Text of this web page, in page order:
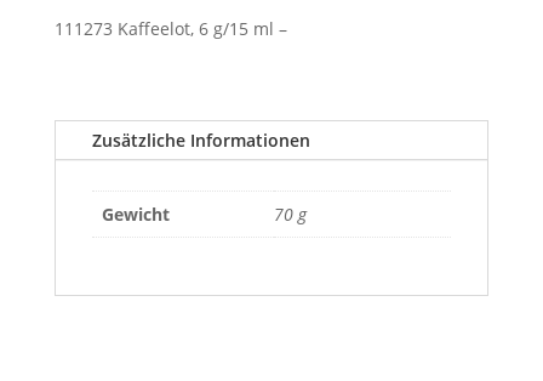
111273 Kaf­fee­lot, 6 g/15 ml –
Zusätzliche Informationen
Gewicht 70 g